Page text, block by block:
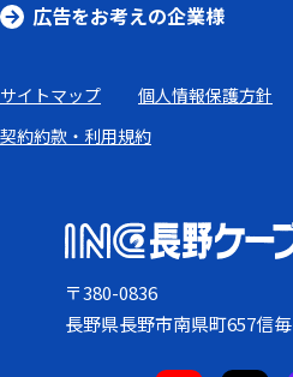
広告をお考えの企業様
サイトマップ 個人情報保護方針
契約約款・利用規約
〒380-0836
長野県長野市南県町657信